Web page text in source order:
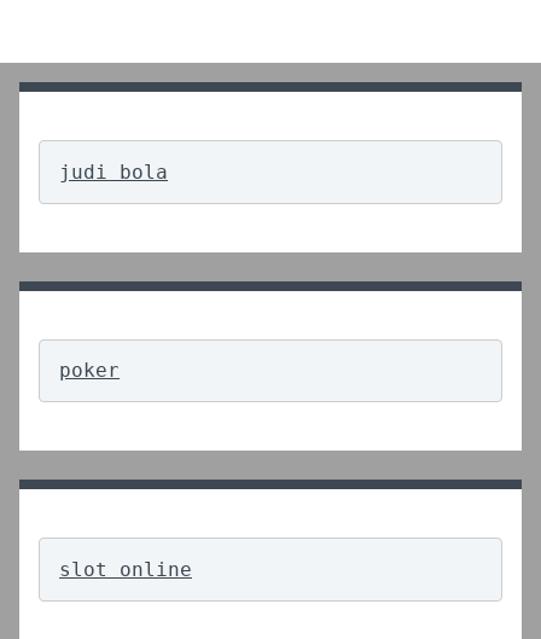
judi bola
poker
slot online